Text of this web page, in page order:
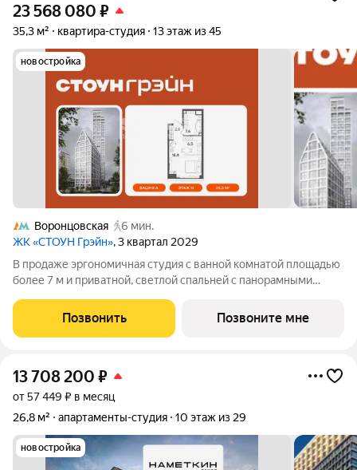
23 568 080 ₽
35,3 м² квартира-студия 13 этаж из 45
новостройка
Воронцовская
6 мин.
ЖК «СТОУН Грэйн», 3 квартал 2029
В продаже эргономичная студия с ванной комнатой площадью
более 7 м и приватной, светлой спальней с панорамными
организовать угловую кухню с полноценнгым вместительным
гарнитуром и мягкую зону отдыха
Позвонить Позвоните мне
13 708 200 ₽
от 57 449 ₽ в месяц
26,8 м²
апартаменты-студия 10 этаж из 29
новостройка